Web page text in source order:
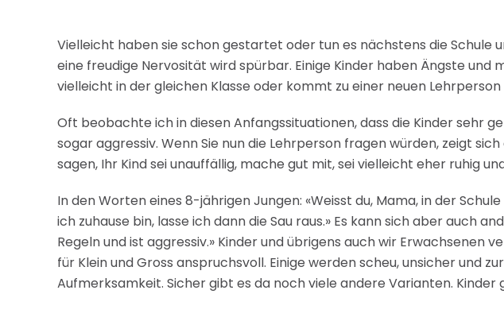
Vielleicht haben sie schon gestartet oder tun es nächstens die
eine freudige Nervosität wird spürbar. Einige Kinder haben Ängste
vielleicht in der gleichen Klasse oder kommt zu einer neuen
Oft beobachte ich in diesen Anfangssituationen, dass die Kinder sehr
sogar aggressiv. Wenn Sie nun die Lehrperson fragen würden, zeigt
sagen, Ihr Kind sei unauffällig, mache gut mit, sei vielleicht eher ruhig
In den Worten eines 8-jährigen Jungen: «Weisst du, Mama, in der
ich zuhause bin, lasse ich dann die Sau raus.» Es kann sich aber auch
Regeln und ist aggressiv.» Kinder und übrigens auch wir
für Klein und Gross anspruchsvoll. Einige werden scheu, unsicher und
Aufmerksamkeit. Sicher gibt es da noch viele andere Varianten.